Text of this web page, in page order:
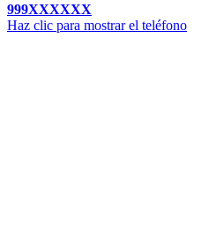
999XXXXXX
Haz clic para mostrar el teléfono